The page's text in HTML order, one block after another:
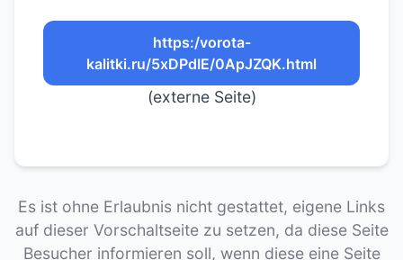
https:/vorota-
kalitki.ru/5xDPdIE/0ApJZQK.html
(externe Seite)
Es ist ohne Erlaubnis nicht gestattet, eigene Links
auf dieser Vorschaltseite zu setzen, da diese Seite
Besucher informieren soll, wenn diese eine Seite